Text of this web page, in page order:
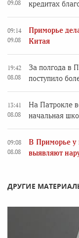
09.08 кредитах
09:14
09.08
Приморье
Китая
19:42
08.08
За полгода в
поступило
13:41
08.08
На Патрокле
начальная
09:08
08.08
В Приморье у
выявляют
ДРУГИЕ